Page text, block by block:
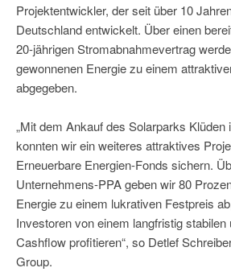
Projektentwickler, der seit über 10
Deutschland entwickelt. Über einen
20-jährigen Stromabnahmevertrag
gewonnenen Energie zu einem
abgegeben.
„Mit dem Ankauf des Solarparks Klüden
konnten wir ein weiteres attraktives
Erneuerbare Energien-Fonds sichern.
Unternehmens-PPA geben wir 80
Energie zu einem lukrativen Festpreis
Investoren von einem langfristig stabilen
Cashflow profitieren“, so Detlef
Group.